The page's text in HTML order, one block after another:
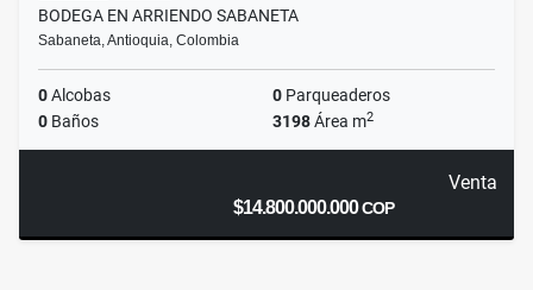
BODEGA EN ARRIENDO SABANETA
Sabaneta, Antioquia, Colombia
0Alcobas 0 Parqueaderos
0 Baños 3198Área m2
Venta
$14.800.000.000COP